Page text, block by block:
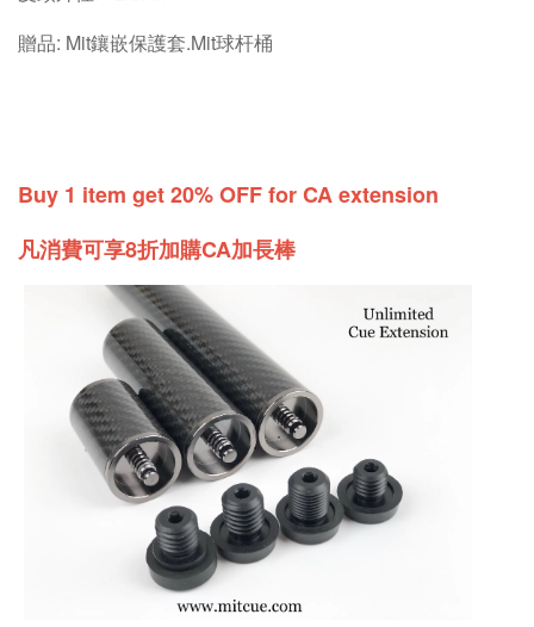
贈品: Mit鑲嵌保護套.Mit球杆桶
Buy 1 item get 20% OFF for CA extension
凡消費可享8折加購CA加長棒